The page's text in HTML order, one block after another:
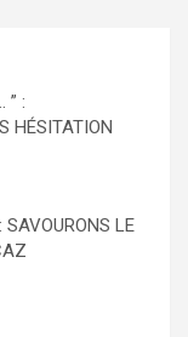
” :
HÉSITATION
SAVOURONS LE